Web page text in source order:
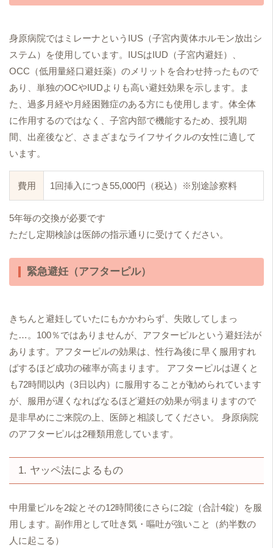
身原病院ではミレーナというIUS（子宮内黄体ホルモン放出シ
ステム）を使用しています。IUSはIUD（子宮内避妊）、
OCC（低用量経口避妊薬）のメリットを合わせ持ったもので
あり、単独のOCやIUDよりも高い避妊効果を示します。ま
た、過多月経や月経困難症のある方にも使用します。体全体
に作用するのではなく、子宮内部で機能するため、授乳期
間、出産後など、さまざまなライフサイクルの女性に適して
います。
費用 1回挿入につき55,000円（税込）※別途診察料
5年毎の交換が必要です
ただし定期検診は医師の指示通りに受けてください。
緊急避妊（アフターピル）
きちんと避妊していたにもかかわらず、失敗してしまっ
た…。100％ではありませんが、アフターピルという避妊法が
あります。アフターピルの効果は、性行為後に早く服用すれ
ばするほど成功の確率が高まります。 アフターピルは遅くと
も72時間以内（3日以内）に服用することが勧められています
が、服用が遅くなればなるほど避妊の効果が弱まりますので
是非早めにご来院の上、医師と相談してください。 身原病院
のアフターピルは2種類用意しています。
1. ヤッペ法によるもの
中用量ピルを2錠とその12時間後にさらに2錠（合計4錠）を服
用します。副作用として吐き気・嘔吐が強いこと（約半数の
人に起こる）